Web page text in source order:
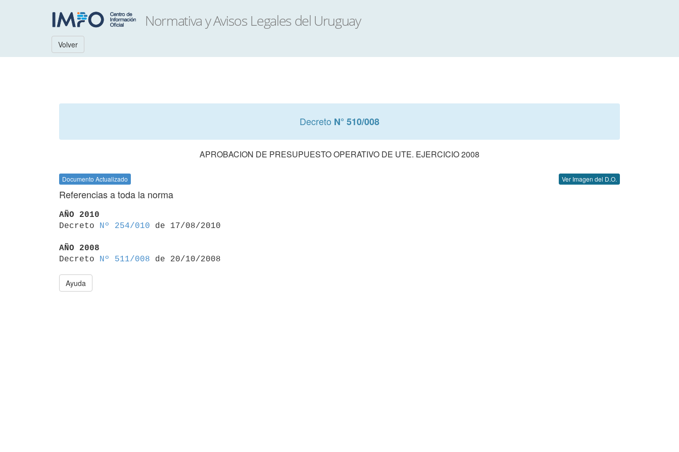
Volver
Decreto N° 510/008
APROBACION DE PRESUPUESTO OPERATIVO DE UTE. EJERCICIO 2008
Documento Actualizado Ver Imagen del D.O.
Referencias a toda la norma
AÑO 2010
Decreto
Nº 254/010 de 17/08/2010
AÑO 2008
Decreto
Nº 511/008
Ayuda